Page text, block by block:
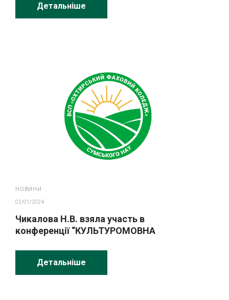
Детальніше
НОВИНИ
02/01/2024
Чикалова Н.В. взяла участь в
конференції “КУЛЬТУРОМОВНА
Детальніше